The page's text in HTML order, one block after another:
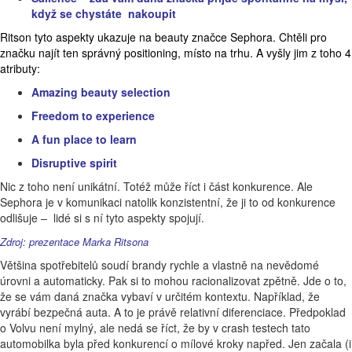
když se chystáte nakoupit
Ritson tyto aspekty ukazuje na beauty značce Sephora. Chtěli pro
značku najít ten správný positioning, místo na trhu. A vyšly jim z toho 4
atributy:
Amazing beauty selection
Freedom to experience
A fun place to learn
Disruptive spirit
Nic z toho není unikátní. Totéž může říct i část konkurence. Ale
Sephora je v komunikaci natolik konzistentní, že ji to od konkurence
odlišuje – lidé si s ní tyto aspekty spojují.
Zdroj: prezentace Marka Ritsona
Většina spotřebitelů soudí brandy rychle a vlastně na nevědomé
úrovni a automaticky. Pak si to mohou racionalizovat zpětně. Jde o to,
že se vám daná značka vybaví v určitém kontextu. Například, že
vyrábí bezpečná auta. A to je právě relativní diferenciace. Předpoklad
o Volvu není mylný, ale nedá se říct, že by v crash testech tato
automobilka byla před konkurencí o mílové kroky napřed. Jen začala (i